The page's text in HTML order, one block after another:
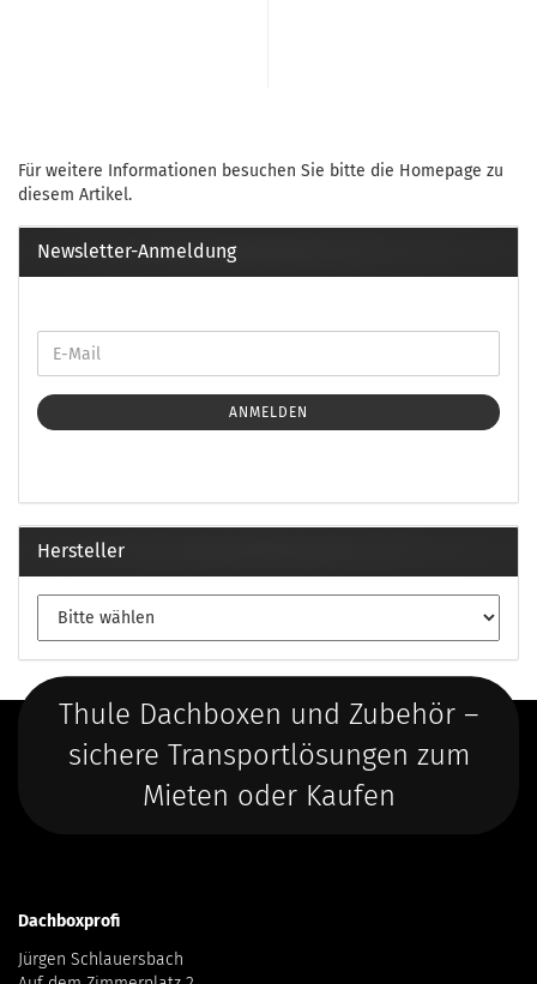
Für weitere Informationen besuchen Sie bitte die Homepage zu
diesem Artikel.
Newsletter-Anmeldung
ANMELDEN
Hersteller
Thule Dachboxen und Zubehör –
sichere Transportlösungen zum
Mieten oder Kaufen
Dachboxprofi
Jürgen Schlauersbach